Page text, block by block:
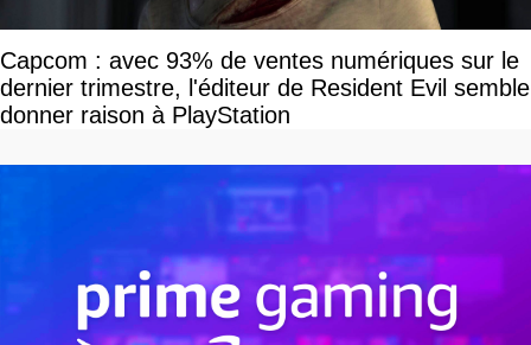
Capcom : avec 93% de ventes numériques sur le
dernier trimestre, l'éditeur de Resident Evil semble
donner raison à PlayStation